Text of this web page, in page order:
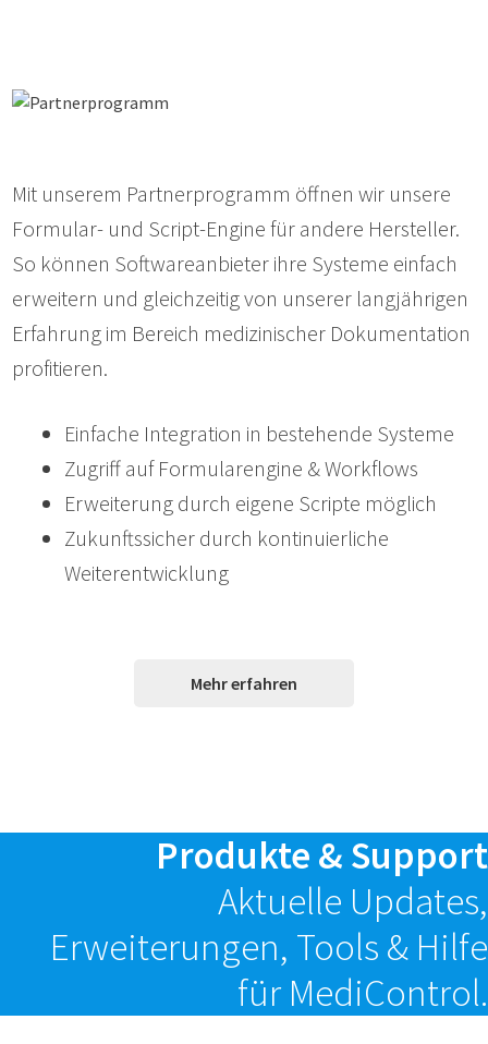
Mit unserem Partnerprogramm öffnen wir unsere
Formular- und Script-Engine für andere Hersteller.
So können Softwareanbieter ihre Systeme einfach
erweitern und gleichzeitig von unserer langjährigen
Erfahrung im Bereich medizinischer Dokumentation
profitieren.
Einfache Integration in bestehende Systeme
Zugriff auf Formularengine & Workflows
Erweiterung durch eigene Scripte möglich
Zukunftssicher durch kontinuierliche
Weiterentwicklung
Mehr erfahren
Produkte & Support
Aktuelle Updates,
Erweiterungen, Tools & Hilfe
für MediControl.